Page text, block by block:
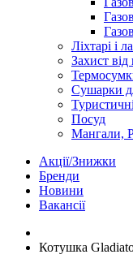
Ліхтарі і
Захист від
Сушарки
Посуд
Мангали,
Акції/Знижки
Бренди
Новини
Вакансії
Котушка